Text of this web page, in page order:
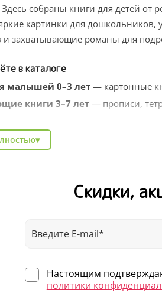
собраны книги для детей
картинки для
захватывающие романы для
в каталоге
малышей 0–3 лет— картонные
книги 3–7 лет— прописи,
серии
энциклопедии
по всей России.
▾
Скидки,
Настоящим
политики